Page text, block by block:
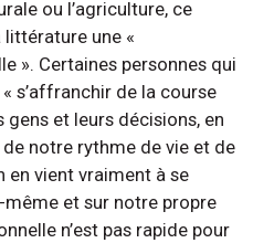
ou l’agriculture, ce
littérature une «
». Certaines personnes qui
s’affranchir de la course
gens et leurs décisions, en
notre rythme de vie et de
en vient vraiment à se
et sur notre propre
n’est pas rapide pour